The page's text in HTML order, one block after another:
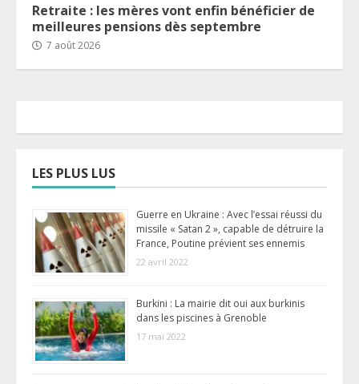
Retraite : les mères vont enfin bénéficier de
meilleures pensions dès septembre
7 août 2026
LES PLUS LUS
Guerre en Ukraine : Avec l’essai réussi du
missile « Satan 2 », capable de détruire la
France, Poutine prévient ses ennemis
22 avril 2022
Burkini : La mairie dit oui aux burkinis
dans les piscines à Grenoble
17 mai 2022